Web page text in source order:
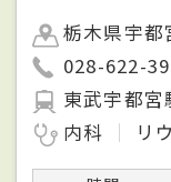
栃木県宇
028-622-
東武宇都宮
内科
リ